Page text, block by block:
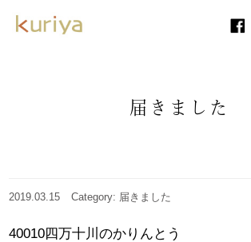
届きました
2019.03.15 Category: 届きました
40010四万十川のかりんとう